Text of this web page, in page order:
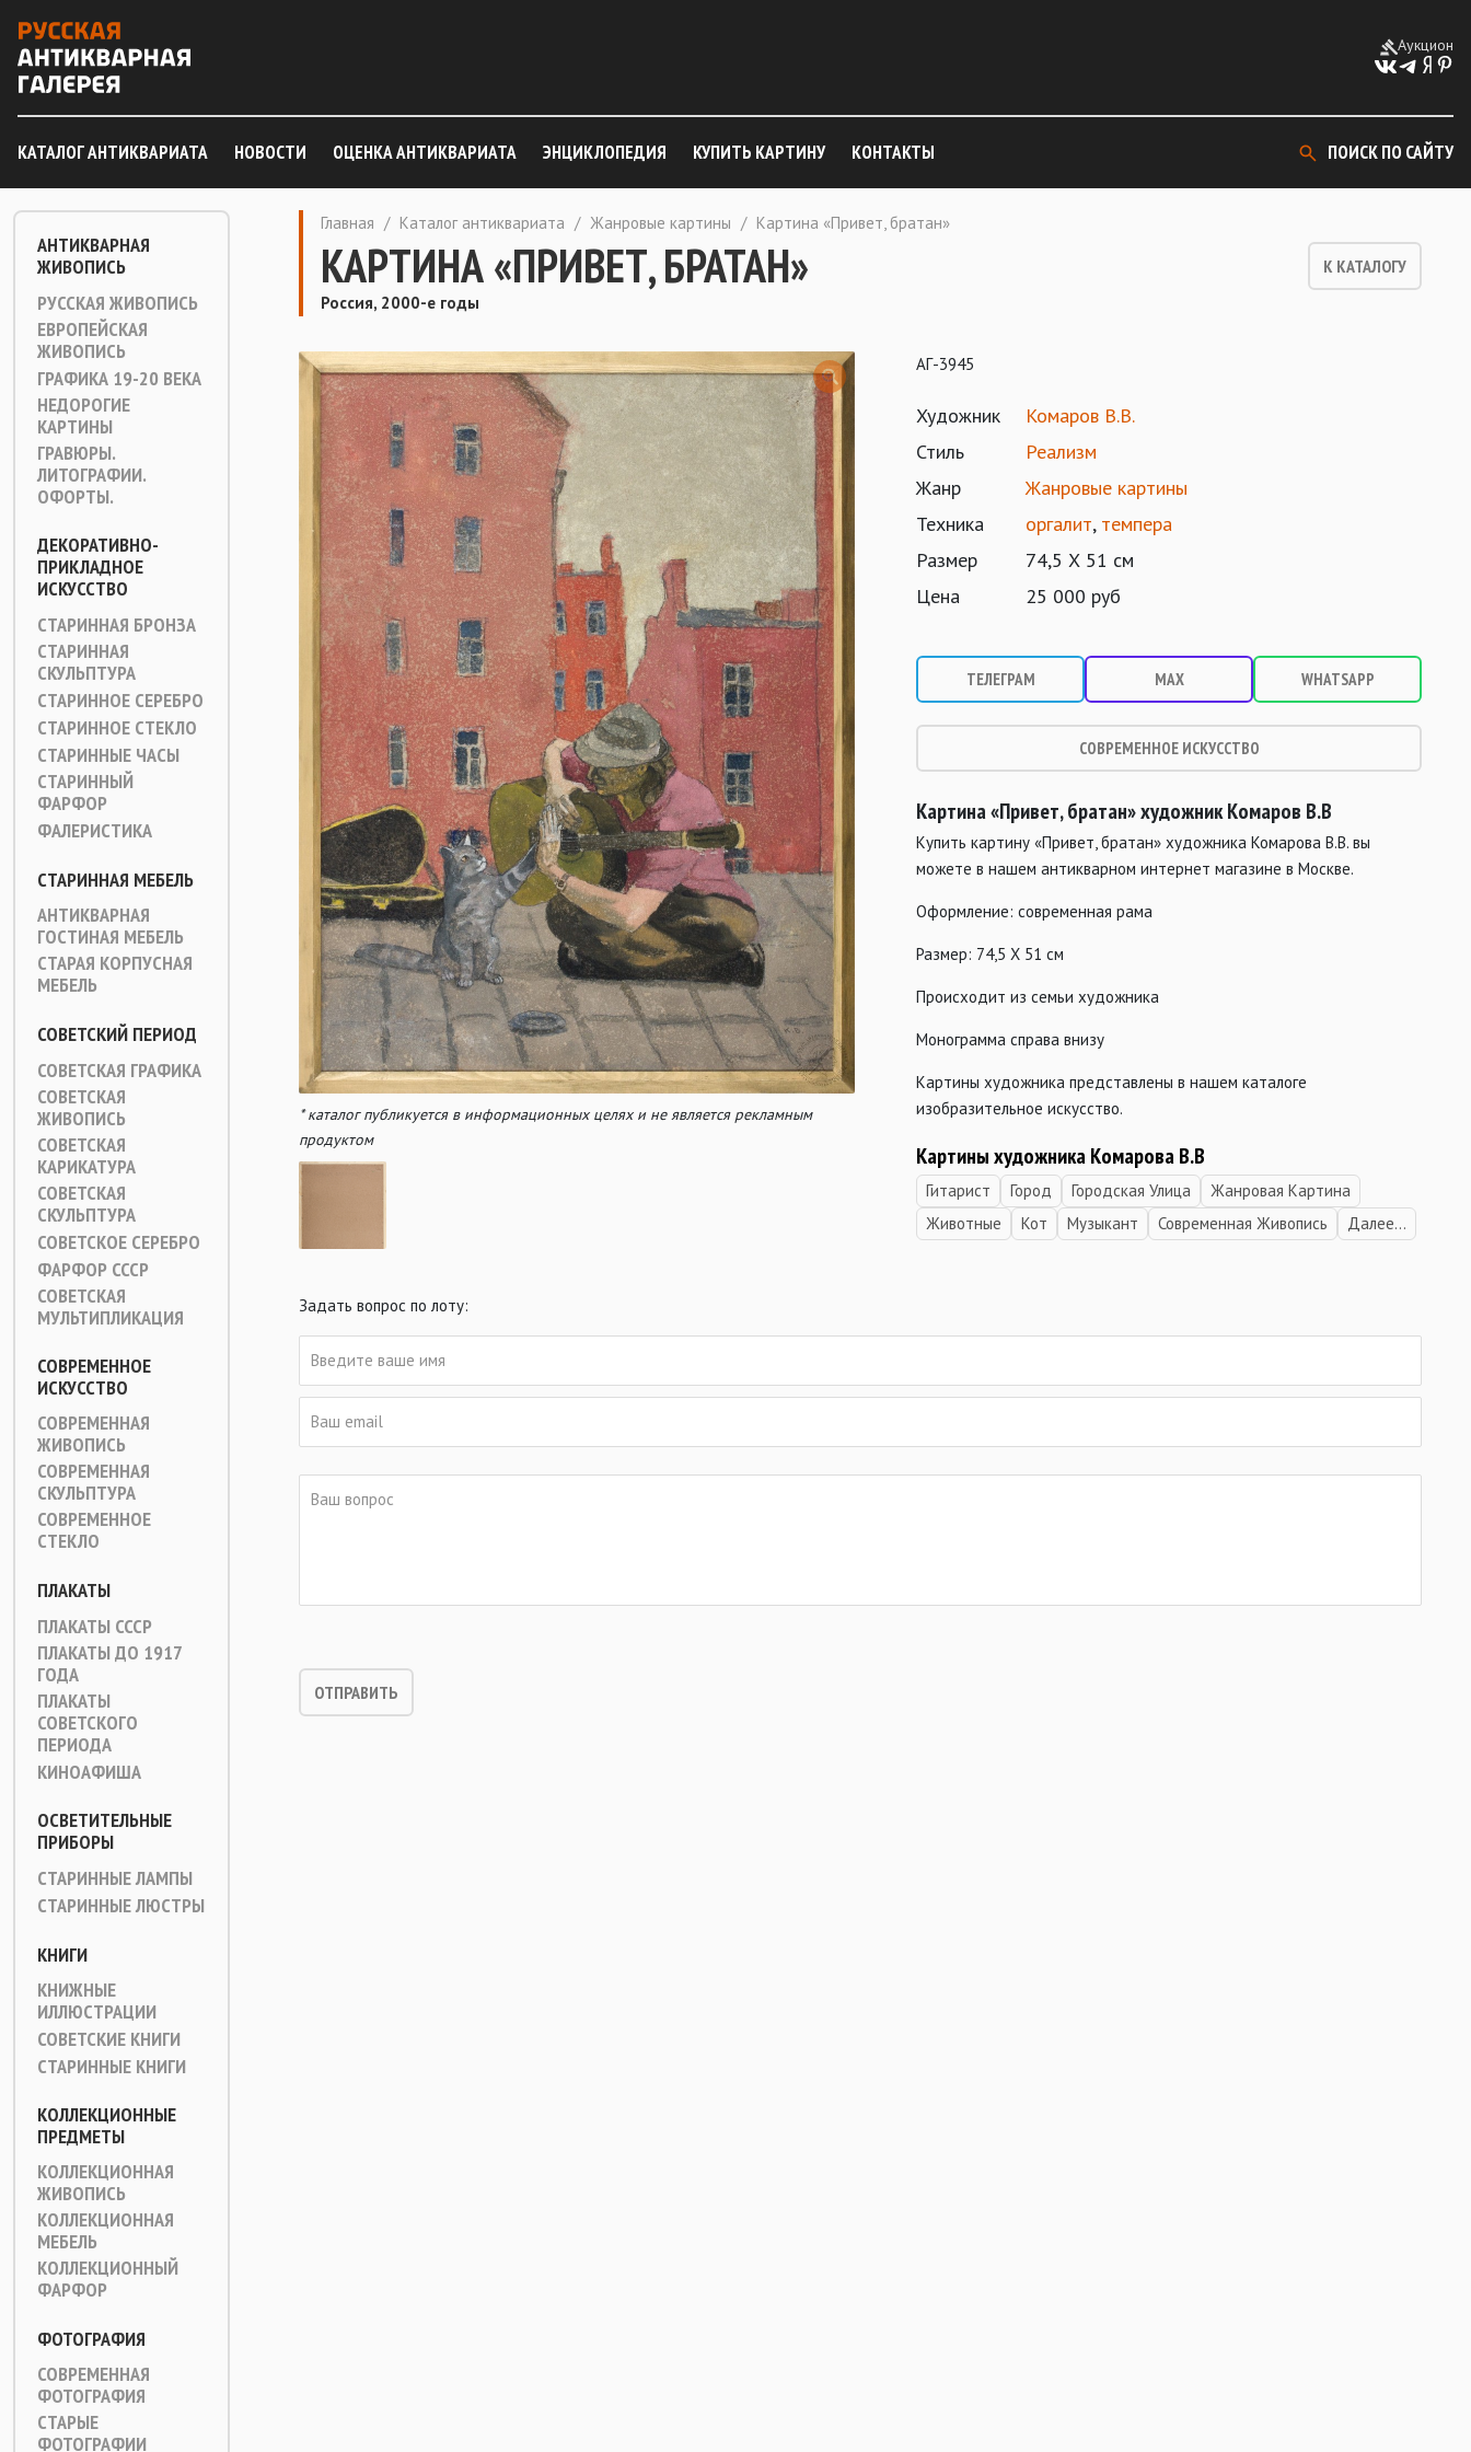
Аукцион
КАТАЛОГ АНТИКВАРИАТА НОВОСТИ ОЦЕНКА АНТИКВАРИАТА ЭНЦИКЛОПЕДИЯ КУПИТЬ КАРТИНУ КОНТАКТЫ ПОИСК ПО САЙТУ
АНТИКВАРНАЯ
ЖИВОПИСЬ
РУССКАЯ ЖИВОПИСЬ
ЕВРОПЕЙСКАЯ
ЖИВОПИСЬ
ГРАФИКА 19-20 ВЕКА
НЕДОРОГИЕ
КАРТИНЫ
ГРАВЮРЫ.
ЛИТОГРАФИИ.
ОФОРТЫ.
ДЕКОРАТИВНО-
ПРИКЛАДНОЕ
ИСКУССТВО
СТАРИННАЯ БРОНЗА
СТАРИННАЯ
СКУЛЬПТУРА
СТАРИННОЕ СЕРЕБРО
СТАРИННОЕ СТЕКЛО
СТАРИННЫЕ ЧАСЫ
СТАРИННЫЙ
ФАРФОР
ФАЛЕРИСТИКА
СТАРИННАЯ МЕБЕЛЬ
АНТИКВАРНАЯ
ГОСТИНАЯ МЕБЕЛЬ
СТАРАЯ КОРПУСНАЯ
МЕБЕЛЬ
СОВЕТСКИЙ ПЕРИОД
СОВЕТСКАЯ ГРАФИКА
СОВЕТСКАЯ
ЖИВОПИСЬ
СОВЕТСКАЯ
КАРИКАТУРА
СОВЕТСКАЯ
СКУЛЬПТУРА
СОВЕТСКОЕ СЕРЕБРО
ФАРФОР СССР
СОВЕТСКАЯ
МУЛЬТИПЛИКАЦИЯ
СОВРЕМЕННОЕ
ИСКУССТВО
СОВРЕМЕННАЯ
ЖИВОПИСЬ
СОВРЕМЕННАЯ
СКУЛЬПТУРА
СОВРЕМЕННОЕ
СТЕКЛО
ПЛАКАТЫ
ПЛАКАТЫ СССР
ПЛАКАТЫ ДО 1917
ГОДА
ПЛАКАТЫ
СОВЕТСКОГО
ПЕРИОДА
КИНОАФИША
ОСВЕТИТЕЛЬНЫЕ
ПРИБОРЫ
СТАРИННЫЕ ЛАМПЫ
СТАРИННЫЕ ЛЮСТРЫ
КНИГИ
КНИЖНЫЕ
ИЛЛЮСТРАЦИИ
СОВЕТСКИЕ КНИГИ
СТАРИННЫЕ КНИГИ
КОЛЛЕКЦИОННЫЕ
ПРЕДМЕТЫ
КОЛЛЕКЦИОННАЯ
ЖИВОПИСЬ
КОЛЛЕКЦИОННАЯ
МЕБЕЛЬ
КОЛЛЕКЦИОННЫЙ
ФАРФОР
ФОТОГРАФИЯ
СОВРЕМЕННАЯ
ФОТОГРАФИЯ
СТАРЫЕ
ФОТОГРАФИИ
Главная / Каталог антиквариата / Жанровые картины / Картина «Привет, братан»
КАРТИНА «ПРИВЕТ, БРАТАН» К КАТАЛОГУ
Россия, 2000-е годы
* каталог публикуется в информационных целях и не является рекламным
продуктом
АГ-3945
Художник
Комаров В.В.
Стиль
Реализм
Жанр
Жанровые картины
Техника
оргалит, темпера
Размер
74,5 Х 51 см
Цена
25 000 руб
ТЕЛЕГРАМ MAX WHATSAPP
СОВРЕМЕННОЕ ИСКУССТВО
Картина «Привет, братан» художник Комаров В.В
Купить картину «Привет, братан» художника Комарова В.В. вы
можете в нашем антикварном интернет магазине в Москве.
Оформление: современная рама
Размер: 74,5 Х 51 см
Происходит из семьи художника
Монограмма справа внизу
Картины художника представлены в нашем каталоге
изобразительное искусство.
Картины художника Комарова В.В
Гитарист Город Городская Улица
Жанровая Картина
Животные
Кот Музыкант Современная Живопись Далее...
Задать вопрос по лоту: